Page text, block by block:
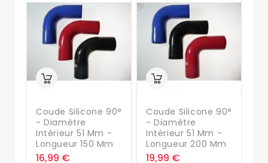
Coude Silicone 90°
- Diamètre
Intérieur 51 Mm -
Longueur 150 Mm
16,99 €
Coude Silicone 90°
- Diamètre
Intérieur 51 Mm -
Longueur 200 Mm
19,99 €